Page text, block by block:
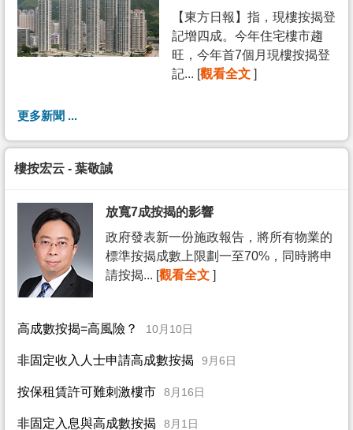
【東方日報】指，現樓按揭登
記增四成。今年住宅樓市趨
旺，今年首7個月現樓按揭登
記... [觀看全文 ]
更多新聞 ...
樓按宏云 - 葉敬誠
放寬7成按揭的影響
政府發表新一份施政報告，將所有物業的
標準按揭成數上限劃一至70%，同時將申
請按揭... [觀看全文 ]
高成數按揭=高風險？ 10月10日
非固定收入人士申請高成數按揭 9月6日
按保租賃許可難刺激樓市 8月16日
非固定入息與高成數按揭 8月1日